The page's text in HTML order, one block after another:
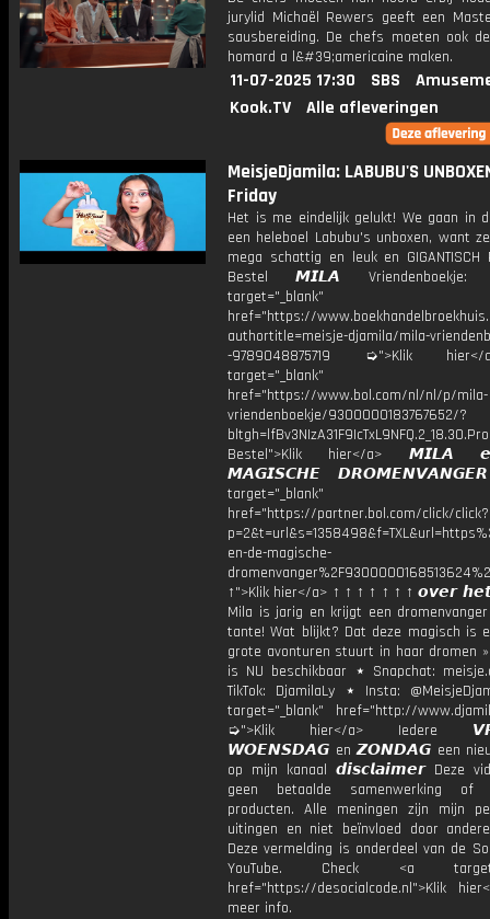
jurylid Michaël Rewers geeft een
sausbereiding. De chefs moeten ook
homard a l&#39;americaine maken.
11-07-2025 17:30 SBS
Kook.TV
Alle afleveringen
MeisjeDjamila: LABUBU'S
Friday
Het is me eindelijk gelukt! We gaan in
een heleboel Labubu's unboxen, want
mega schattig en leuk en GIGANTISCH
Bestel 𝙈𝙄𝙇𝘼
target="_blank"
href="https://
authortitle=meisje-djamila/mila-
-9789048875719 ➭">Klik
target="_blank"
href="https://www.bol.com/nl/nl/p/mila-
vriendenboekje/9300000183767652/?
Bestel">Klik hier</a>
𝙈𝘼𝙂𝙄𝙎𝘾𝙃𝙀
target="_blank"
href="https://partner.bol.com/click/click?
en-de-magische-
↑">Klik hier</a> ↑ ↑ ↑ ↑ ↑ ↑ ↑ 𝙤𝙫𝙚𝙧
Mila is jarig en krijgt een
tante! Wat blijkt? Dat deze magisch is
grote avonturen stuurt in haar dromen
is NU beschikbaar ⋆ Snapchat:
TikTok: DjamilaLy ⋆ Insta:
target="_blank" href="http://
➭">Klik hier</a> Iedere
𝙒𝙊𝙀𝙉𝙎𝘿𝘼𝙂 en 𝙕𝙊𝙉𝘿𝘼𝙂 een
op mijn kanaal 𝙙𝙞𝙨𝙘𝙡𝙖𝙞𝙢𝙚𝙧 Deze
geen betaalde samenwerking of
producten. Alle meningen zijn mijn
uitingen en niet beïnvloed door
Deze vermelding is onderdeel van de
YouTube. Check <a
href="https://desocialcode.nl">Klik
meer info.